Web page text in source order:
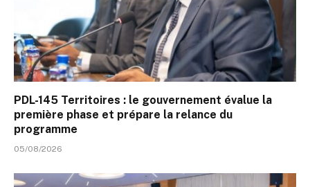
PDL-145 Territoires : le gouvernement évalue la
première phase et prépare la relance du
programme
05/08/2026